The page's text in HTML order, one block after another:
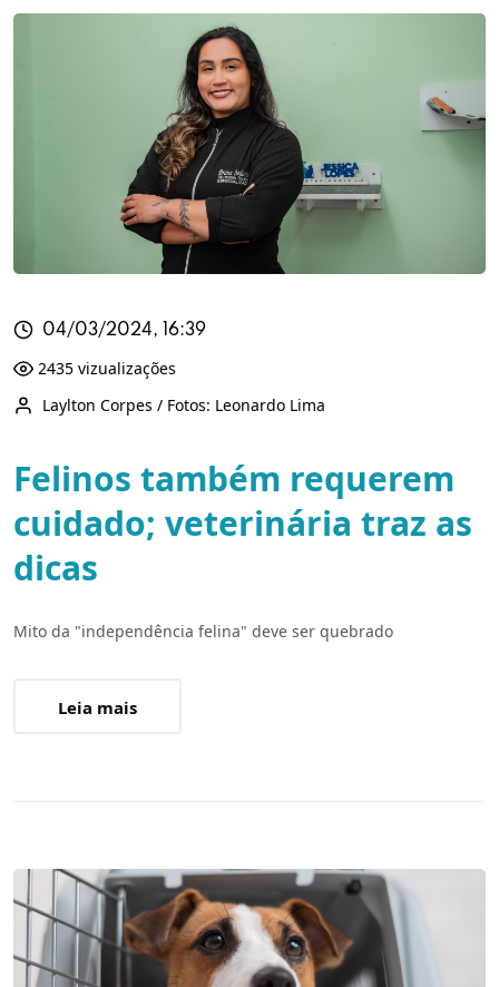
04/03/2024, 16:39
2435 vizualizações
Laylton Corpes / Fotos: Leonardo Lima
Felinos também requerem
cuidado; veterinária traz as
dicas
Mito da "independência felina" deve ser quebrado
Leia mais